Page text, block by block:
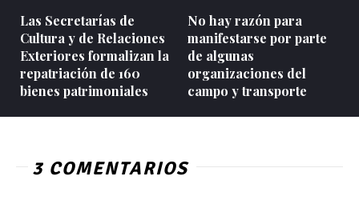
Las Secretarías de
Cultura y de Relaciones
Exteriores formalizan la
repatriación de 160
bienes patrimoniales
No hay razón para
manifestarse por parte
de algunas
organizaciones del
campo y transporte
3 COMENTARIOS